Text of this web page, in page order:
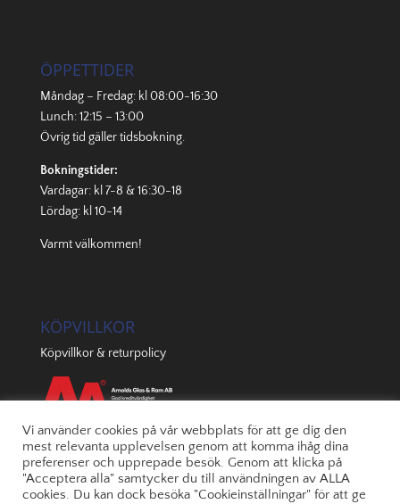
ÖPPETTIDER
Måndag – Fredag: kl 08:00-16:30
Lunch: 12:15 – 13:00
Övrig tid gällertidsbokning.
Bokningstider:
Vardagar: kl 7-8 & 16:30-18
Lördag: kl 10-14
Varmt välkommen!
KÖPVILLKOR
Köpvillkor & returpolicy
Vi använder cookies på vår webbplats för att ge dig den
mest relevanta upplevelsen genom att komma ihåg dina
preferenser och upprepade besök. Genom att klicka på
"Acceptera alla" samtycker du till användningen av ALLA
cookies. Du kan dock besöka "Cookieinställningar" för att ge